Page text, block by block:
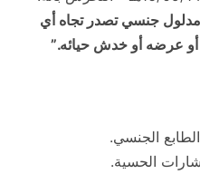
جنسي تصدر تجاه أي
عرضه أو خدش حيائه.”
الجنسي.
الحسية.